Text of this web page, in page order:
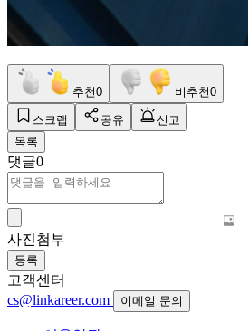
추천0 비추천0
스크랩 공유
신고
목록
댓글0
사진첨부
등록
고객센터
cs@linkareer.com
이메일 문의